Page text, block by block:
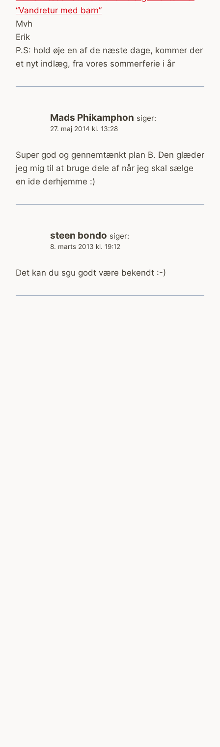
“Vandretur med barn”
Mvh
Erik
P.S: hold øje en af de næste dage, kommer der
et nyt indlæg, fra vores sommerferie i år
Mads Phikamphon siger:
27. maj 2014 kl. 13:28
Super god og gennemtænkt plan B. Den glæder
jeg mig til at bruge dele af når jeg skal sælge
en ide derhjemme :)
steen bondo siger:
8. marts 2013 kl. 19:12
Det kan du sgu godt være bekendt :-)